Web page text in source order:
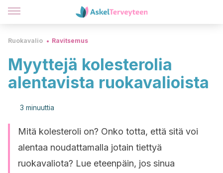
Ruokavalio Ravitsemus
Myyttejä kolesterolia
alentavista ruokavalioista
3 minuuttia
Mitä kolesteroli on? Onko totta, että sitä voi
alentaa noudattamalla jotain tiettyä
ruokavaliota? Lue eteenpäin, jos sinua